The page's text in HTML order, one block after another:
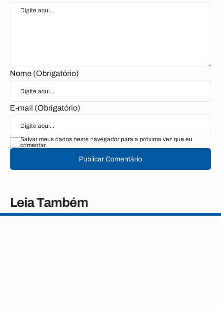
Nome (Obrigatório)
E-mail (Obrigatório)
Salvar meus dados neste navegador para a próxima vez que eu
comentar.
Publicar Comentário
Leia Também